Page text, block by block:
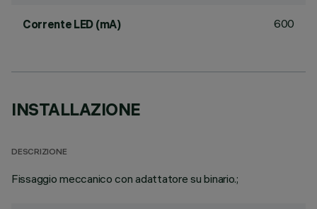
Corrente LED (mA) 600
INSTALLAZIONE
DESCRIZIONE
Fissaggio meccanico con adattatore su binario.;